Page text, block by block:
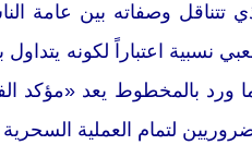
تتناقل وصفاته بين عامة
نسبية اعتباراً لكونه
ورد بالمخطوط يعد
لتمام العملية السحرية